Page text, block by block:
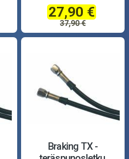
27,90 €
37,90 €
Braking TX -